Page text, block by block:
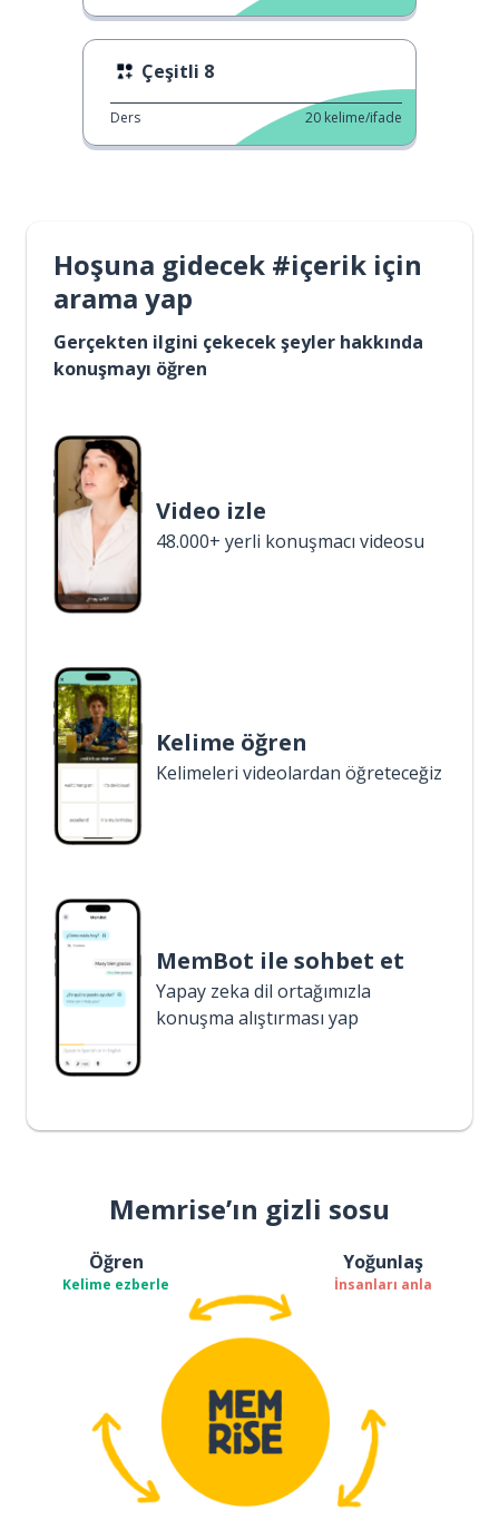
Çeşitli 8
Ders 20 kelime/ifade
Hoşuna gidecek #içerik için
arama yap
Gerçekten ilgini çekecek şeyler hakkında
konuşmayı öğren
Video izle
48.000+ yerli konuşmacı videosu
Kelime öğren
Kelimeleri videolardan öğreteceğiz
MemBot ile sohbet et
Yapay zeka dil ortağımızla
konuşma alıştırması yap
Memrise’ın gizli sosu
Öğren
Kelime ezberle
Yoğunlaş
İnsanları anla